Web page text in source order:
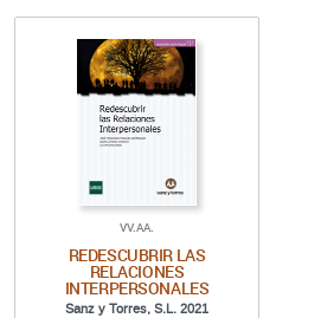
VV.AA.
REDESCUBRIR LAS
RELACIONES
INTERPERSONALES
Sanz y Torres, S.L. 2021